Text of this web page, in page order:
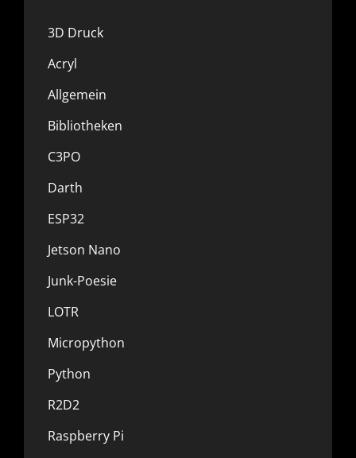
3D Druck
Acryl
Allgemein
Bibliotheken
C3PO
Darth
ESP32
Jetson Nano
Junk-Poesie
LOTR
Micropython
Python
R2D2
Raspberry Pi